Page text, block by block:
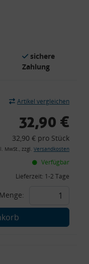
sichere
Zahlung
Artikel vergleichen
32,90 €
32,90 € pro Stück
MwSt., zzgl. Versandkosten
Verfügbar
Lieferzeit: 1-2 Tage
Menge: